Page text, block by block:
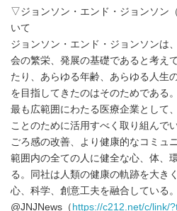
▽ジョンソン・エンド・ジョンソン
いて
ジョンソン・エンド・ジョンソンは
会の繁栄、発展の基礎であると考え
たり、あらゆる年齢、あらゆる人生
を目指してきたのはそのためである
最も広範囲にわたる医療企業として
ことのために活用すべく取り組んで
ごろ感の改善、より健康的なコミュ
範囲内の全ての人に健全な心、体、
る。同社は人類の健康の軌跡を大き
心、科学、創意工夫を融合している
@JNJNews（ https://c212.net/c/link/